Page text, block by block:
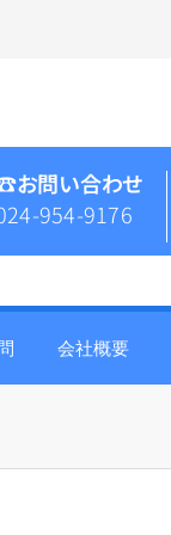
お問い合わせ
954-9176
会社概要